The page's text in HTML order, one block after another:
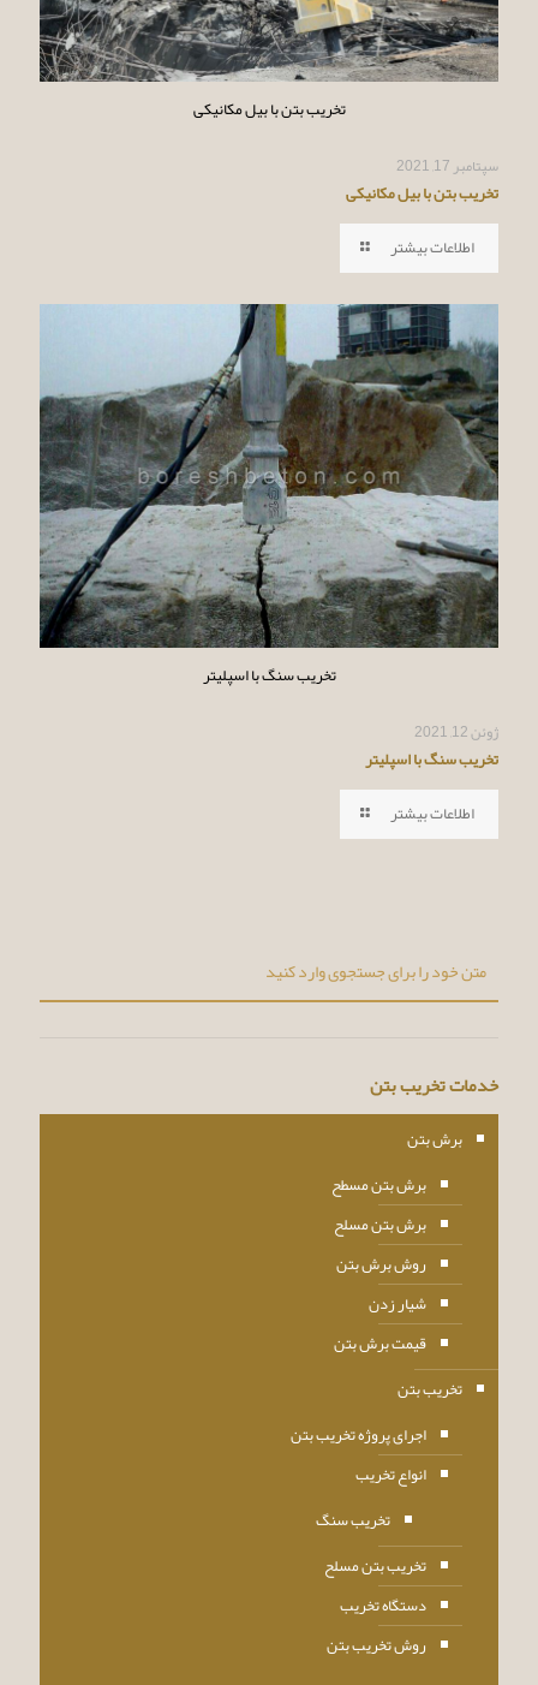
تخریب بتن با بیل مکانیکی
سپتامبر 17, 2021
تخریب بتن با بیل مکانیکی
اطلاعات بیشتر
تخریب سنگ با اسپلیتر
ژوئن 12, 2021
تخریب سنگ با اسپلیتر
اطلاعات بیشتر
خدمات تخریب بتن
برش بتن
برش بتن مسطح
برش بتن مسلح
روش برش بتن
شیار زدن
قیمت برش بتن
تخریب بتن
اجرای پروژه تخریب بتن
انواع تخریب
تخریب سنگ
تخریب بتن مسلح
دستگاه تخریب
روش تخریب بتن